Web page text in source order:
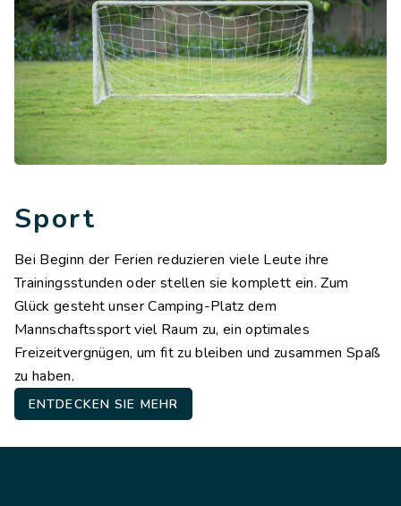
Sport
Bei Beginn der Ferien reduzieren viele Leute ihre
Trainingsstunden oder stellen sie komplett ein. Zum
Glück gesteht unser Camping-Platz dem
Mannschaftssport viel Raum zu, ein optimales
Freizeitvergnügen, um fit zu bleiben und zusammen Spaß
zu haben.
ENTDECKEN SIE MEHR